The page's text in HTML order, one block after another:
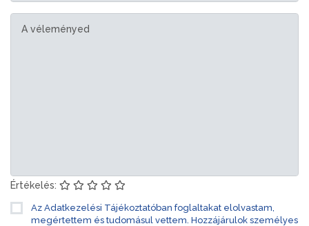
Értékelés:
Az Adatkezelési Tájékoztatóban foglaltakat elolvastam,
megértettem és tudomásul vettem. Hozzájárulok személyes